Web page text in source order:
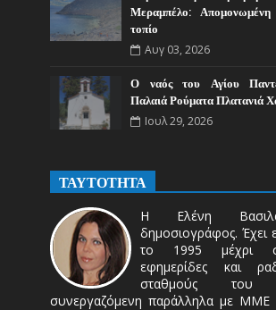
Μεραμπέλο: Απομονωμένη
τοπίο
Αυγ 03, 2026
Ο ναός του Αγίου
Παλαιά Ρούματα Πλατανιά
Ιουλ 29, 2026
ΤΑΥΤΟΤΗΤΑ
Η Ελένη
δημοσιογράφος. Έχει
το 1995 μέχρι
εφημερίδες και
σταθμούς του
συνεργαζόμενη παράλληλα με ΜΜΕ